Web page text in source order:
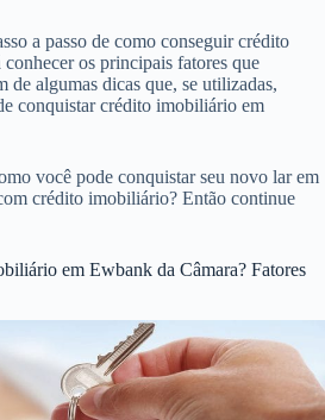
a passo de como conseguir crédito
os principais fatores que
de algumas dicas que, se utilizadas,
conquistar crédito imobiliário em
você pode conquistar seu novo lar em
crédito imobiliário? Então continue
em Ewbank da Câmara? Fatores